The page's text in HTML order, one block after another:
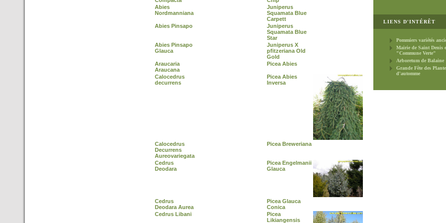
Abies
Nordmanniana
Juniperus
Squamata Blue
Carpett
Abies Pinsapo
Juniperus
Squamata Blue
Star
Abies Pinsapo
Glauca
Juniperus X
pfitzeriana Old
Gold
Araucaria
Araucana
Picea Abies
Calocedrus
decurrens
Picea Abies
Inversa
Calocedrus
Decurrens
Aureovariegata
Picea Breweriana
Cedrus
Deodara
Picea Engelmanii
Glauca
Cedrus
Deodara Aurea
Picea Glauca
Conica
Cedrus Libani
Picea
Likiangensis
LIENS D'INTÉRÊT
Pommiers variétés
Mairie de Saint Denis
"Commune Verte"
Arboretum de Balaine
Grande Fête des
d'automme